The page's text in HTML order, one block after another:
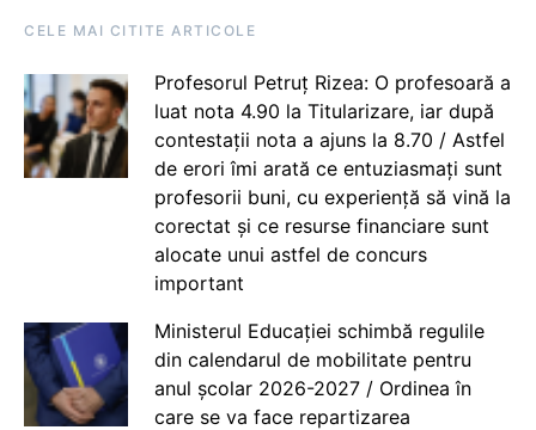
CELE MAI CITITE ARTICOLE
Profesorul Petruț Rizea: O profesoară a
luat nota 4.90 la Titularizare, iar după
contestații nota a ajuns la 8.70 / Astfel
de erori îmi arată ce entuziasmați sunt
profesorii buni, cu experiență să vină la
corectat și ce resurse financiare sunt
alocate unui astfel de concurs
important
Ministerul Educației schimbă regulile
din calendarul de mobilitate pentru
anul școlar 2026-2027 / Ordinea în
care se va face repartizarea